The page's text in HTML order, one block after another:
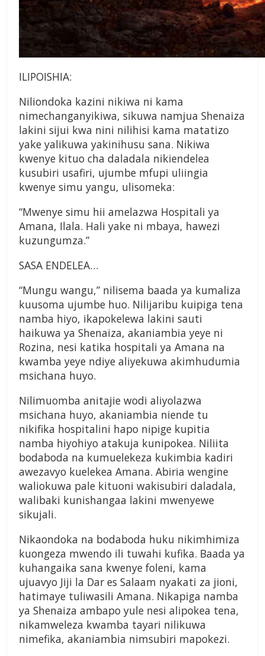
ILIPOISHIA:
Niliondoka kazini nikiwa ni kama
nimechanganyikiwa, sikuwa namjua Shenaiza
lakini sijui kwa nini nilihisi kama matatizo
yake yalikuwa yakinihusu sana. Nikiwa
kwenye kituo cha daladala nikiendelea
kusubiri usafiri, ujumbe mfupi uliingia
kwenye simu yangu, ulisomeka:
“Mwenye simu hii amelazwa Hospitali ya
Amana, Ilala. Hali yake ni mbaya, hawezi
kuzungumza.”
SASA ENDELEA…
“Mungu wangu,” nilisema baada ya kumaliza
kuusoma ujumbe huo. Nilijaribu kuipiga tena
namba hiyo, ikapokelewa lakini sauti
haikuwa ya Shenaiza, akaniambia yeye ni
Rozina, nesi katika hospitali ya Amana na
kwamba yeye ndiye aliyekuwa akimhudumia
msichana huyo.
Nilimuomba anitajie wodi aliyolazwa
msichana huyo, akaniambia niende tu
nikifika hospitalini hapo nipige kupitia
namba hiyohiyo atakuja kunipokea. Niliita
bodaboda na kumuelekeza kukimbia kadiri
awezavyo kuelekea Amana. Abiria wengine
waliokuwa pale kituoni wakisubiri daladala,
walibaki kunishangaa lakini mwenyewe
sikujali.
Nikaondoka na bodaboda huku nikimhimiza
kuongeza mwendo ili tuwahi kufika. Baada ya
kuhangaika sana kwenye foleni, kama
ujuavyo Jiji la Dar es Salaam nyakati za jioni,
hatimaye tuliwasili Amana. Nikapiga namba
ya Shenaiza ambapo yule nesi alipokea tena,
nikamweleza kwamba tayari nilikuwa
nimefika, akaniambia nimsubiri mapokezi.